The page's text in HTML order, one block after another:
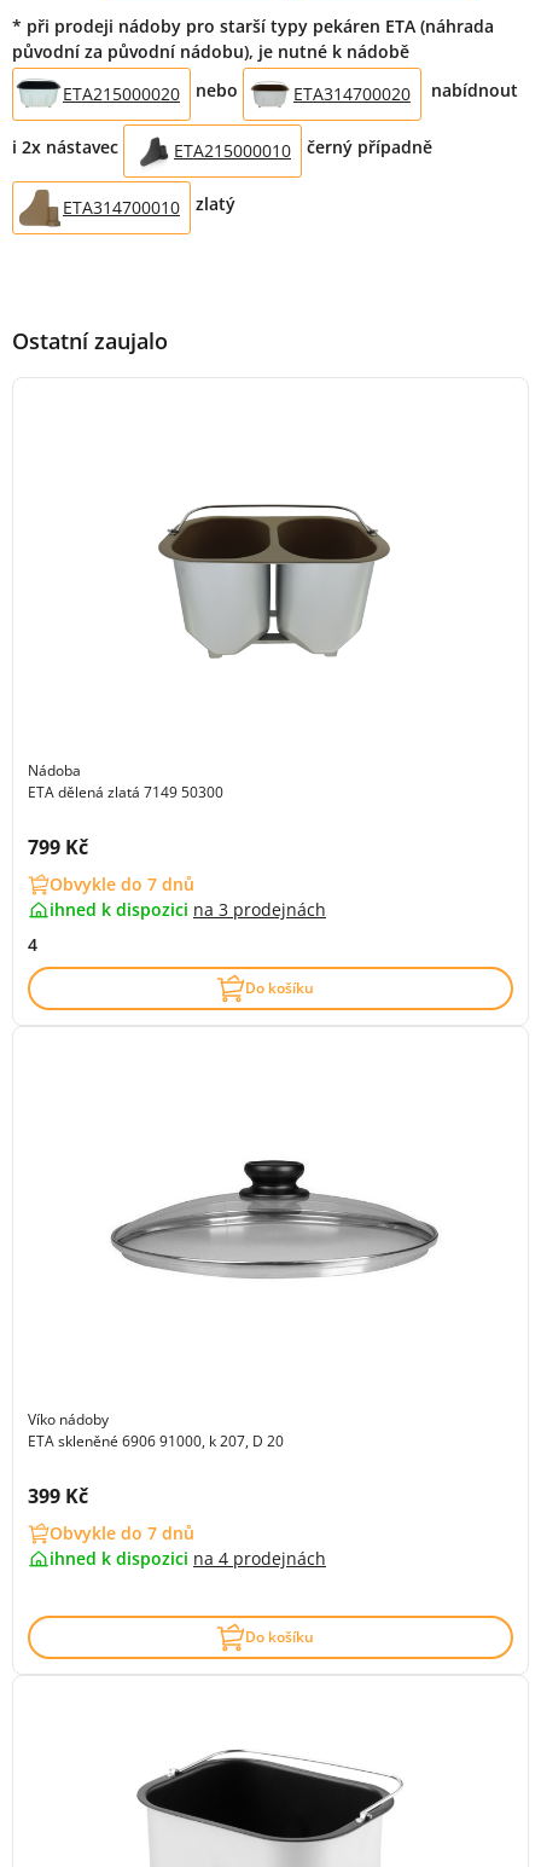
* při prodeji nádoby pro starší typy pekáren ETA (náhrada
původní za původní nádobu), je nutné k nádobě
ETA215000020
nebo ETA314700020 nabídnout
i 2x nástavec ETA215000010 černý případně
ETA314700010 zlatý
Ostatní zaujalo
Nádoba
ETA dělená zlatá 7149 50300
Cena s DPH:
799 Kč
Obvykle do 7 dnů
ihned k dispozici na 3 prodejnách
4
Do košíku
Víko nádoby
ETA skleněné 6906 91000, k 207, D 20
Cena s DPH:
399 Kč
Obvykle do 7 dnů
ihned k dispozici na 4 prodejnách
Do košíku